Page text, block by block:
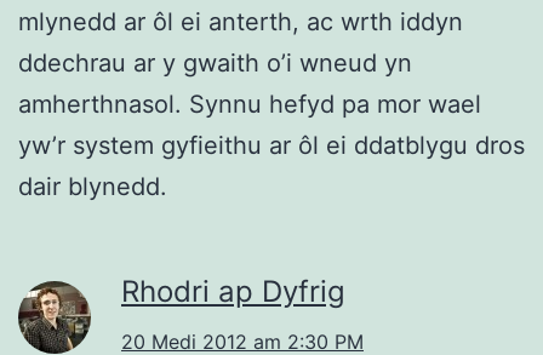
mlynedd ar ôl ei anterth, ac wrth iddyn
ddechrau ar y gwaith o’i wneud yn
amherthnasol. Synnu hefyd pa mor wael
yw’r system gyfieithu ar ôl ei ddatblygu dros
dair blynedd.
Rhodri ap Dyfrig
20 Medi 2012 am 2:30 PM